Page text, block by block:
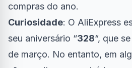
compras do ano.
Curiosidade: O AliExpress
seu aniversário “328“, que
de março. No entanto, em